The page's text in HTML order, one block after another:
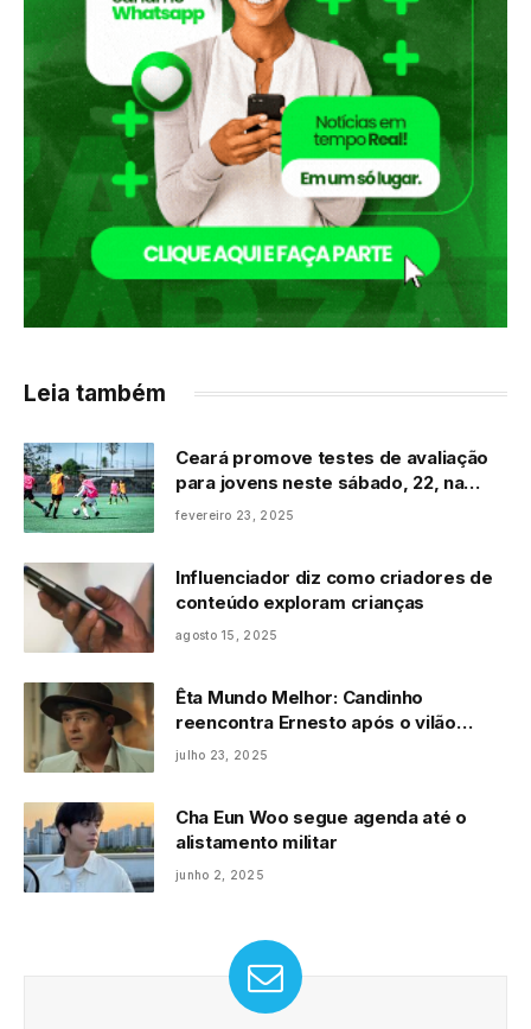
Leia também
Ceará promove testes de avaliação
para jovens neste sábado, 22, na
Cidade Vozão
fevereiro 23, 2025
Influenciador diz como criadores de
conteúdo exploram crianças
agosto 15, 2025
Êta Mundo Melhor: Candinho
reencontra Ernesto após o vilão
raptar o seu filho e tenta agarrá-lo à
julho 23, 2025
Cha Eun Woo segue agenda até o
alistamento militar
junho 2, 2025